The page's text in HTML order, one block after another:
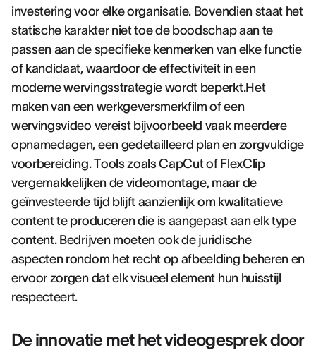
investering voor elke organisatie. Bovendien staat het
statische karakter niet toe de boodschap aan te
passen aan de specifieke kenmerken van elke functie
of kandidaat, waardoor de effectiviteit in een
moderne wervingsstrategie wordt beperkt.Het
maken van een werkgeversmerkfilm of een
wervingsvideo vereist bijvoorbeeld vaak meerdere
opnamedagen, een gedetailleerd plan en zorgvuldige
voorbereiding. Tools zoals CapCut of FlexClip
vergemakkelijken de videomontage, maar de
geïnvesteerde tijd blijft aanzienlijk om kwalitatieve
content te produceren die is aangepast aan elk type
content. Bedrijven moeten ook de juridische
aspecten rondom het recht op afbeelding beheren en
ervoor zorgen dat elk visueel element hun huisstijl
respecteert.
De innovatie met het videogesprek door